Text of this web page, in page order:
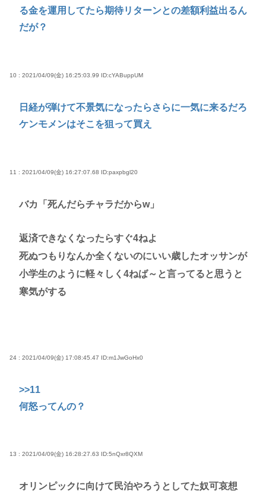
る金を運用してたら期待リターンとの差額利益出るん
だが？
10 : 2021/04/09(金) 16:25:03.99 ID:cYABuppUM
日経が弾けて不景気になったらさらに一気に来るだろ
ケンモメンはそこを狙って買え
11 : 2021/04/09(金) 16:27:07.68 ID:paxpbgl20
バカ「死んだらチャラだからw」
返済できなくなったらすぐ4ねよ
死ぬつもりなんか全くないのにいい歳したオッサンが
小学生のように軽々しく4ねば～と言ってると思うと
寒気がする
24 : 2021/04/09(金) 17:08:45.47 ID:m1JwGoHx0
>>11
何怒ってんの？
13 : 2021/04/09(金) 16:28:27.63 ID:5nQxr8QXM
オリンピックに向けて民泊やろうとしてた奴可哀想